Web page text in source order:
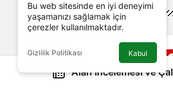
Haberler Genel
Alan
Alan İncelemesi ve
Bu web sitesinde en iyi deneyimi
yaşamanızı sağlamak için
çerezler kullanılmaktadır.
Gizlilik Politikası Kabul